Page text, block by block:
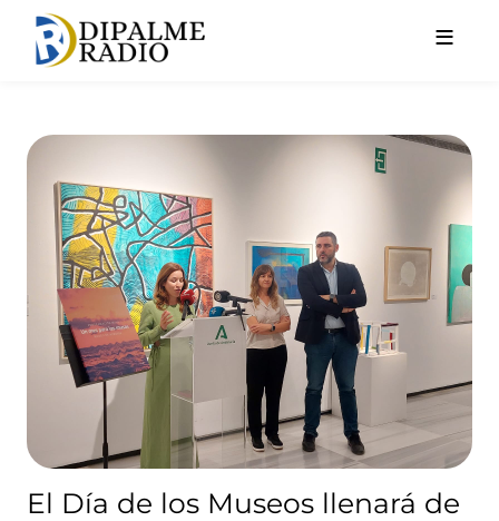
El Día de los Museos llenará
El Día de los Museos llenará de